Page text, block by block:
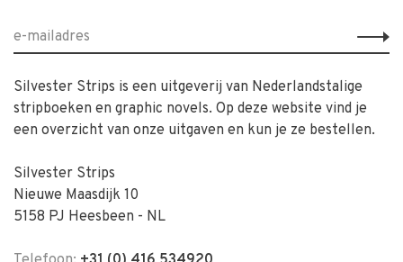
Silvester Strips is een uitgeverij van Nederlandstalige
stripboeken en graphic novels. Op deze website vind je
een overzicht van onze uitgaven en kun je ze bestellen.
Silvester Strips
Nieuwe Maasdijk 10
5158 PJ Heesbeen - NL